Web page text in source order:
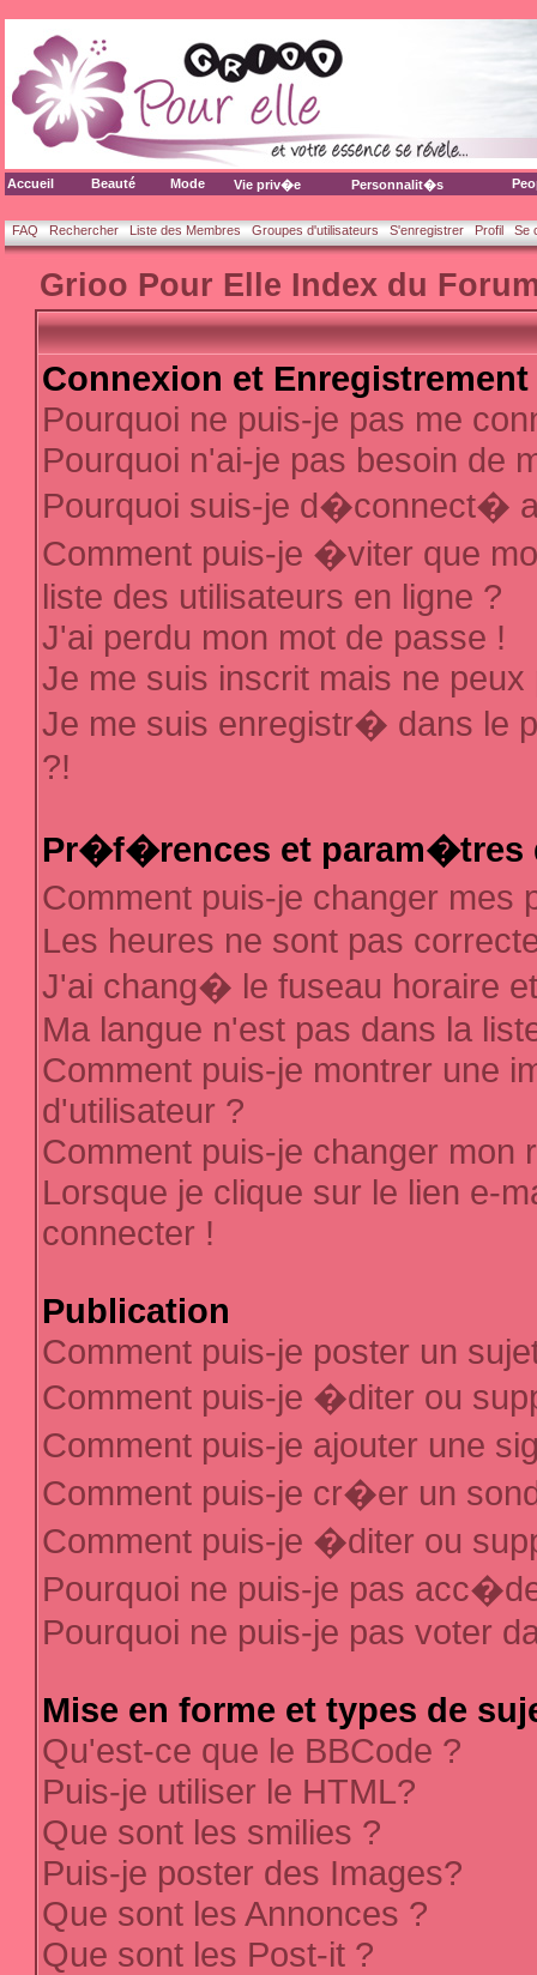
Accueil Beauté Mode Vie priv�e Personnalit�s
FAQ Rechercher Liste des Membres Groupes d'utilisateurs S'enregistrer Profil Se
Grioo Pour Elle Index du
Connexion et Enregistrement
Pourquoi ne puis-je pas me
Pourquoi n'ai-je pas besoin de
Pourquoi suis-je d�connect�
Comment puis-je �viter que
liste des utilisateurs en ligne ?
J'ai perdu mon mot de passe !
Je me suis inscrit mais ne
Je me suis enregistr� dans le
?!
Pr�f�rences et param�tres
Comment puis-je changer
Les heures ne sont pas
J'ai chang� le fuseau horaire
Ma langue n'est pas dans la
Comment puis-je montrer une
d'utilisateur ?
Comment puis-je changer mon
Lorsque je clique sur le lien e-
connecter !
Publication
Comment puis-je poster un
Comment puis-je �diter ou
Comment puis-je ajouter une
Comment puis-je cr�er un
Comment puis-je �diter ou
Pourquoi ne puis-je pas
Pourquoi ne puis-je pas voter
Mise en forme et types de
Qu'est-ce que le BBCode ?
Puis-je utiliser le HTML?
Que sont les smilies ?
Puis-je poster des Images?
Que sont les Annonces ?
Que sont les Post-it ?